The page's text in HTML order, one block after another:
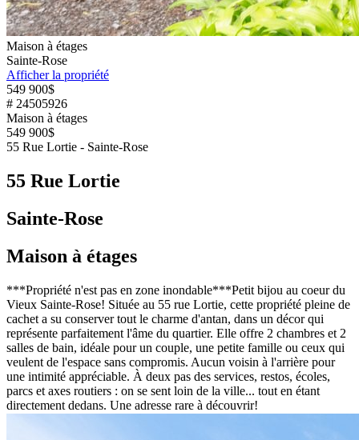
Maison à étages
Sainte-Rose
Afficher la propriété
549 900$
# 24505926
Maison à étages
549 900$
55 Rue Lortie - Sainte-Rose
55 Rue Lortie
Sainte-Rose
Maison à étages
***Propriété n'est pas en zone inondable***Petit bijou au coeur du
Vieux Sainte-Rose! Située au 55 rue Lortie, cette propriété pleine de
cachet a su conserver tout le charme d'antan, dans un décor qui
représente parfaitement l'âme du quartier. Elle offre 2 chambres et 2
salles de bain, idéale pour un couple, une petite famille ou ceux qui
veulent de l'espace sans compromis. Aucun voisin à l'arrière pour
une intimité appréciable. À deux pas des services, restos, écoles,
parcs et axes routiers : on se sent loin de la ville... tout en étant
directement dedans. Une adresse rare à découvrir!